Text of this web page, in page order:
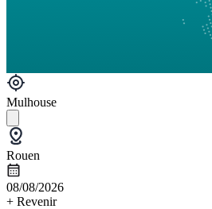
Mulhouse
Rouen
08/08/2026
+ Revenir